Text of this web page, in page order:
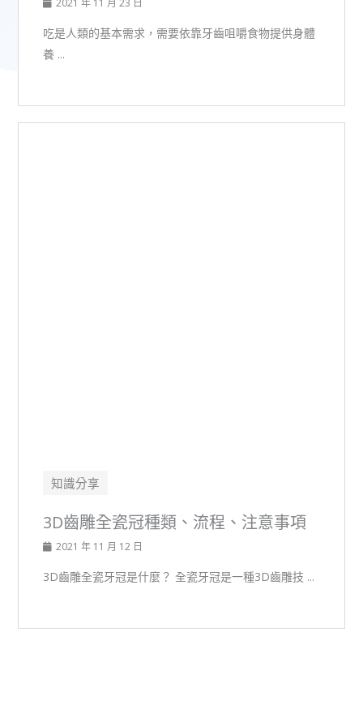
2021 年 11 月 23 日
吃是人類的基本需求，需要依靠牙齒咀嚼食物提供身體
養 ...
知識分享
3D齒雕全瓷冠種類、流程、注意事項
2021 年 11 月 12 日
3D齒雕全瓷牙冠是什麼？ 全瓷牙冠是一種3D齒雕技 ...